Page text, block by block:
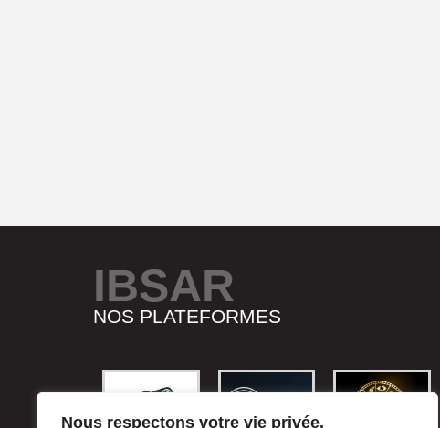
Nous respectons votre vie privée.
IBSAR
NOS PLATEFORMES